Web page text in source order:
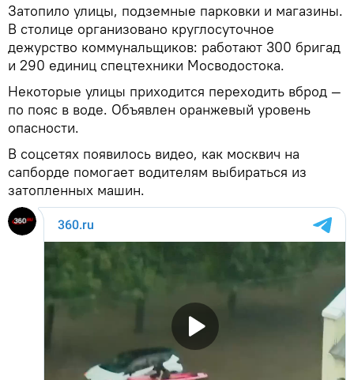
Затопило улицы, подземные парковки и магазины.
В столице организовано круглосуточное
дежурство коммунальщиков: работают 300 бригад
и 290 единиц спецтехники Мосводостока.
Некоторые улицы приходится переходить вброд —
по пояс в воде. Объявлен оранжевый уровень
опасности.
В соцсетях появилось видео, как москвич на
сапборде помогает водителям выбираться из
затопленных машин.